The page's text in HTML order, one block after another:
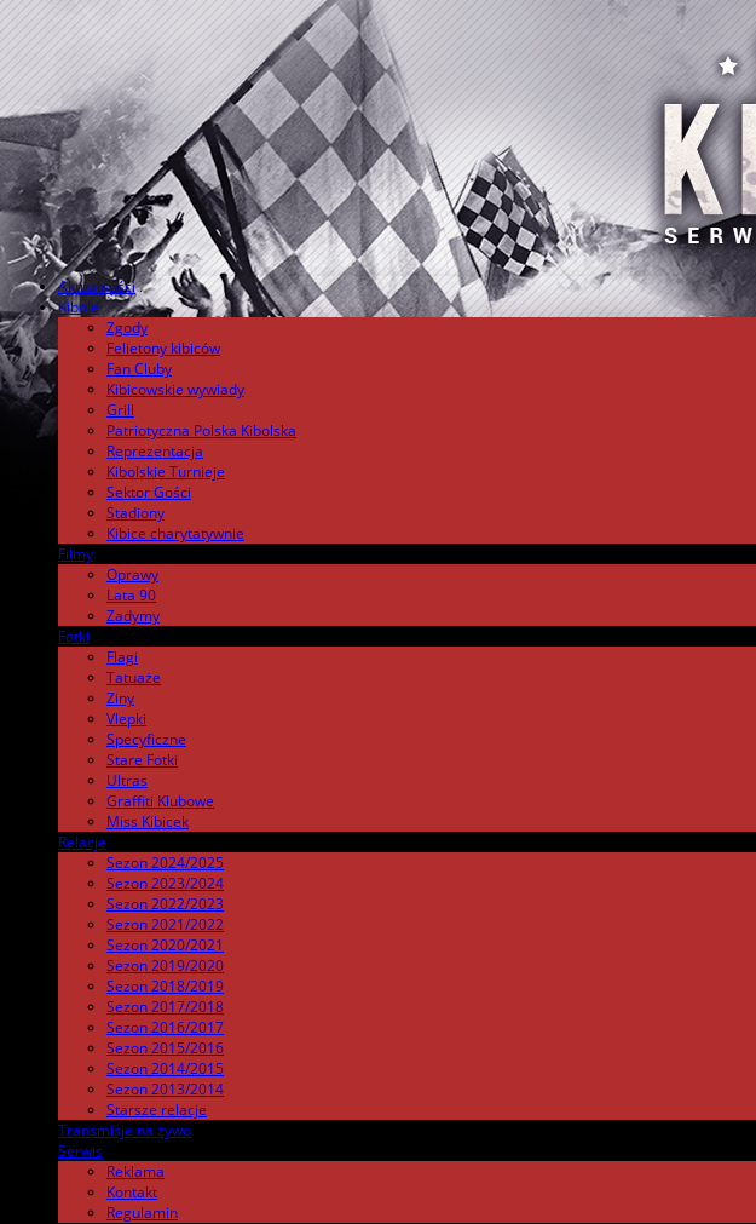
Aktualności .
Kibole
Zgody
Felietony kibiców
Fan Cluby
Kibicowskie wywiady
Grill
Patriotyczna Polska Kibolska
Reprezentacja
Kibolskie Turnieje
Sektor Gości
Stadiony
Kibice charytatywnie
Filmy
Oprawy
Lata 90
Zadymy
Fotki
Flagi
Tatuaże
Ziny
Vlepki
Specyficzne
Stare Fotki
Ultras
Graffiti Klubowe
Miss Kibicek
Relacje
Sezon 2024/2025
Sezon 2023/2024
Sezon 2022/2023
Sezon 2021/2022
Sezon 2020/2021
Sezon 2019/2020
Sezon 2018/2019
Sezon 2017/2018
Sezon 2016/2017
Sezon 2015/2016
Sezon 2014/2015
Sezon 2013/2014
Starsze relacje
Transmisje na żywo
Serwis
Reklama
Kontakt
Regulamin